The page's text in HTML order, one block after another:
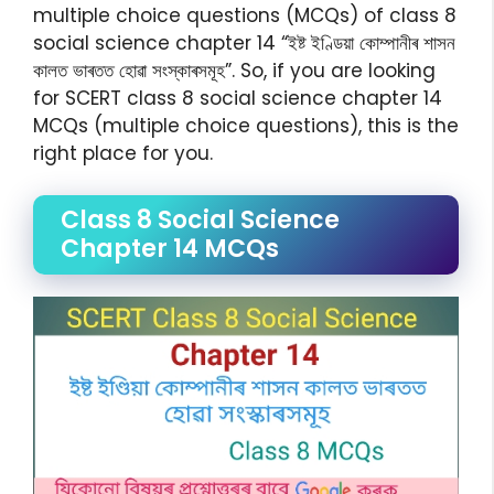
multiple choice questions (MCQs) of class 8
social science chapter 14 “ইষ্ট ইণ্ডিয়া কোম্পানীৰ শাসন
কালত ভাৰতত হোৱা সংস্কাৰসমূহ”. So, if you are looking
for SCERT class 8 social science chapter 14
MCQs (multiple choice questions), this is the
right place for you.
Class 8 Social Science
Chapter 14 MCQs